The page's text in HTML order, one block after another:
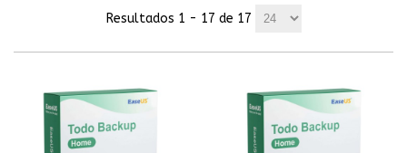
Resultados 1 - 17 de 17